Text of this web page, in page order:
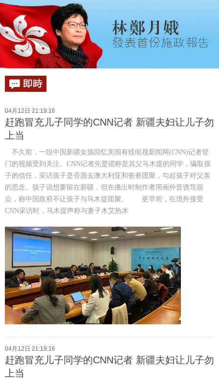
04月12日 21:19:16
赶跑冒充儿子同学的CNN记者 新疆夫妇让儿子勿
上当
不久前，一段中国新疆女孩回忆美国有线电视新闻网(CNN)记者登
门的视频受到关注。CNN记者先是谎称是其父马木提的同学，骗取孩
子的信任，采访孩子是否愿去澳大利亚和爸爸团聚，勾起孩子对父亲
的思念。孩子说想要留在新疆，但在播出时制作者用画外音诱导观
众，称中国政府不让孩子与马木提团聚。 更早前，在境外接受
CNN采访时，马木提声称与妻子木艾热木
04月12日 21:19:16
赶跑冒充儿子同学的CNN记者 新疆夫妇让儿子勿
上当